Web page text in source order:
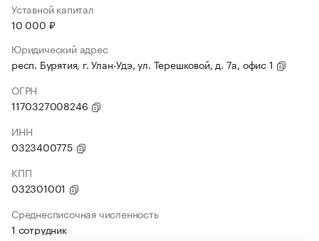
Уставной капитал
10 000 ₽
Юридический адрес
респ. Бурятия, г. Улан-Удэ, ул. Терешковой, д. 7а, офис 1
ОГРН
1170327008246
ИНН
0323400775
КПП
032301001
Среднесписочная численность
1 сотрудник